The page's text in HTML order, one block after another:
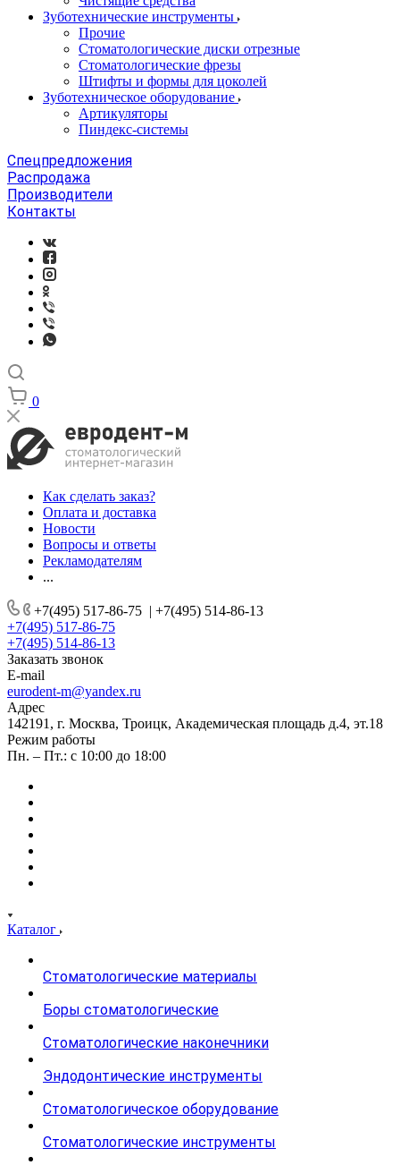
Зуботехнические инструменты
Прочие
Стоматологические диски отрезные
Стоматологические фрезы
Штифты и формы для цоколей
Зуботехническое оборудование
Артикуляторы
Пиндекс-системы
Спецпредложения
Распродажа
Производители
Контакты
0
Как сделать заказ?
Оплата и доставка
Новости
Вопросы и ответы
Рекламодателям
...
+7(495) 517-86-75 | +7(495) 514-86-13
+7(495) 517-86-75
+7(495) 514-86-13
Заказать звонок
E-mail
eurodent-m@yandex.ru
Адрес
142191, г. Москва, Троицк, Академическая площадь д.4, эт.18
Режим работы
Пн. – Пт.: с 10:00 до 18:00
Каталог
Стоматологические материалы
Боры стоматологические
Стоматологические наконечники
Эндодонтические инструменты
Стоматологическое оборудование
Стоматологические инструменты